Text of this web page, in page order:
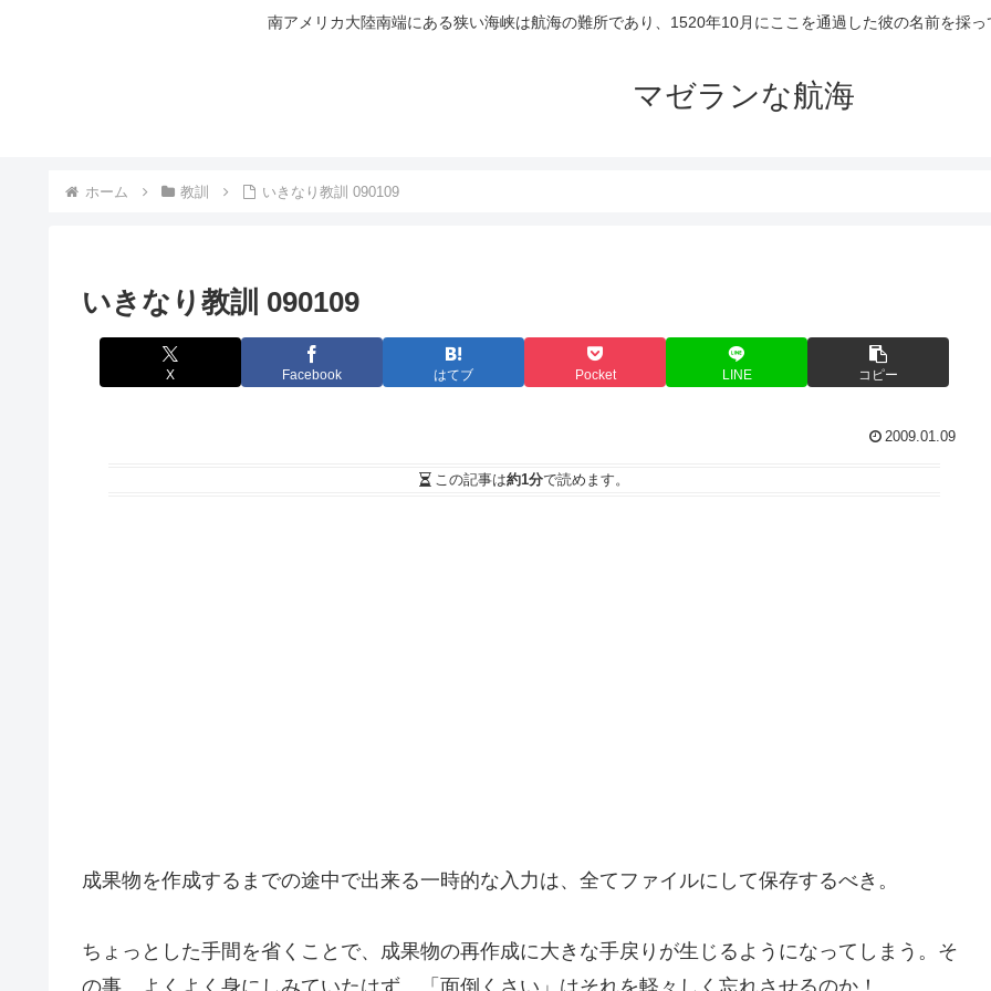
南アメリカ大陸南端にある狭い海峡は航海の難所であり、1520年10月にここを通過した彼の名前を採
マゼランな航海
ホーム 教訓 いきなり教訓 090109
いきなり教訓 090109
X Facebook はてブ Pocket LINE コピー
2009.01.09
この記事は約1分で読めます。
成果物を作成するまでの途中で出来る一時的な入力は、全てファイルにして保存するべき。
ちょっとした手間を省くことで、成果物の再作成に大きな手戻りが生じるようになってしまう。そ